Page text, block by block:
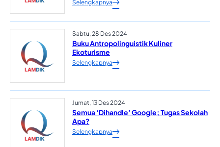
Selengkapnya
Sabtu, 28 Des 2024
Buku Antropolinguistik Kuliner
Ekoturisme
Selengkapnya
Jumat, 13 Des 2024
Semua ‘Dihandle’ Google; Tugas Sekolah
Apa?
Selengkapnya